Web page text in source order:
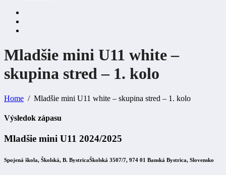
Mladšie mini U11 white –
skupina stred – 1. kolo
Home Mladšie mini U11 white – skupina stred – 1. kolo
Výsledok zápasu
Mladšie mini U11 2024/2025
Spojená škola, Školská, B. BystricaŠkolská 3507/7, 974 01 Banská Bystrica, Slovensko